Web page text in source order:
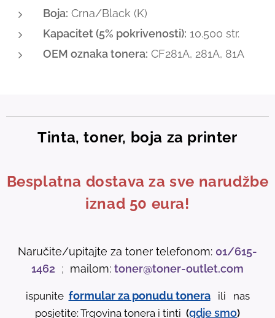
Boja: Crna/Black (K)
Kapacitet (5% pokrivenosti): 10.500 str.
OEM oznaka tonera: CF281A, 281A, 81A
Tinta, toner, boja za printer
Besplatna dostava za sve narudžbe
iznad 50 eura!
Naručite/upitajte za toner telefonom: 01/615-
1462 ; mailom: toner@toner-outlet.com
ispunite formular za ponudu tonera
ili nas
posjetite: Trgovina tonera i tinti (gdjesmo)